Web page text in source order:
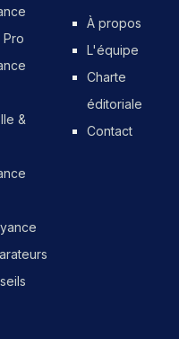
Pro
&
À propos
L'équipe
Charte
éditoriale
Contact